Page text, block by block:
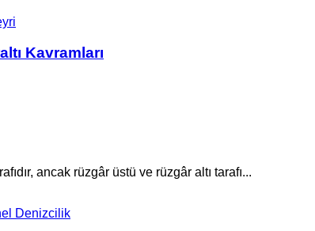
Kavramları
ancak rüzgâr üstü ve rüzgâr altı tarafı...
Denizcilik